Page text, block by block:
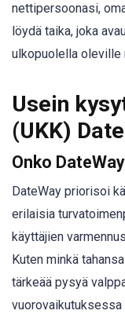
nettipersoonasi,
löydä taika, joka
ulkopuolella oleville
Usein
(UKK)
Onko
DateWay priorisoi
erilaisia
käyttäjien
Kuten minkä
tärkeää pysyä